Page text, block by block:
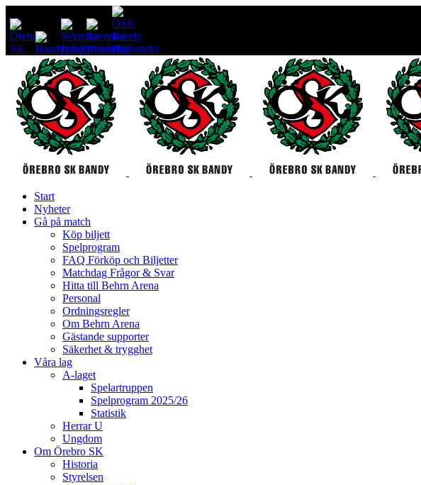
Start
Nyheter
Gå på match
Köp biljett
Spelprogram
FAQ Förköp och Biljetter
Matchdag Frågor & Svar
Hitta till Behrn Arena
Personal
Ordningsregler
Om Behrn Arena
Gästande supporter
Säkerhet & trygghet
Våra lag
A-laget
Spelartruppen
Spelprogram 2025/26
Statistik
Herrar U
Ungdom
Om Örebro SK
Historia
Styrelsen